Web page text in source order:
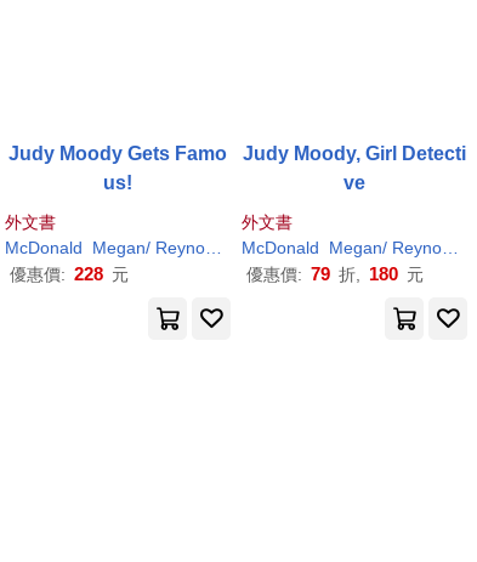
Peter H. (ILT)
Judy Moody Gets Famo
us!
外文書
McDonald
Megan/ Reynolds Peter H. (ILT)
優惠價: 228 元
Judy Moody, Girl Detecti
ve
外文書
McDonald
Megan/ Reynolds
優惠價: 79 折, 180 元